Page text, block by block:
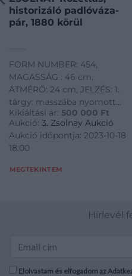
historizáló padlóváza-
pár, 1880 körül
FORM NUMBER: 454,
MAGASSÁG : 46 cm,
ÁTMÉRŐ: 24 cm, JELZÉS: 1.
tárgy: masszába nyomott
ZSOLNAY PÉCS és MADE IN
AUSTRIA-HUNGARIA
márkajelzések, 454, 5,
valamint 2 darab téglalap
Kikiáltási ár: 500 000 Ft
Aukció: 3. Zsolnay Aukció
Aukció időpontja: 2023-10-18
18:00
MEGTEKINTEM
Hírlevél
Elolvastam és elfogadom az